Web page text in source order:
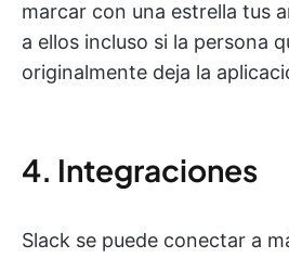
marcar con una estrella tus
a ellos incluso si la persona
originalmente deja la
4. Integraciones
Slack se puede conectar a